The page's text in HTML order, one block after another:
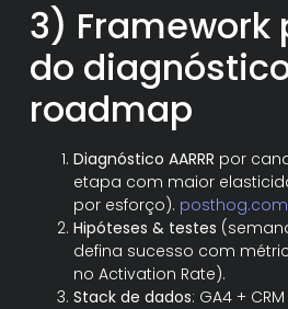
3) Framework
do
roadmap
Diagnóstico AARRR por
etapa com maior
por esforço). posthog.com
Hipóteses & testes
defina sucesso com
no Activation Rate).
Stack de dados: GA4 +